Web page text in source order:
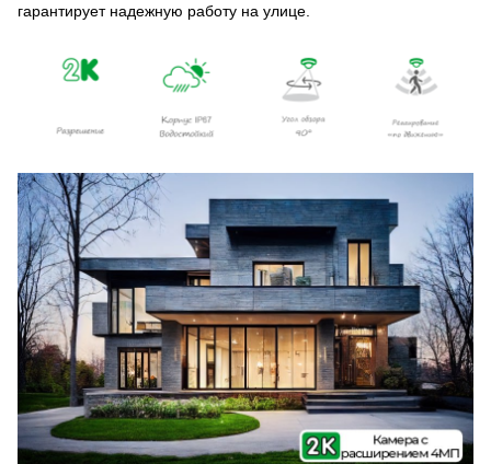
гарантирует надежную работу на улице.